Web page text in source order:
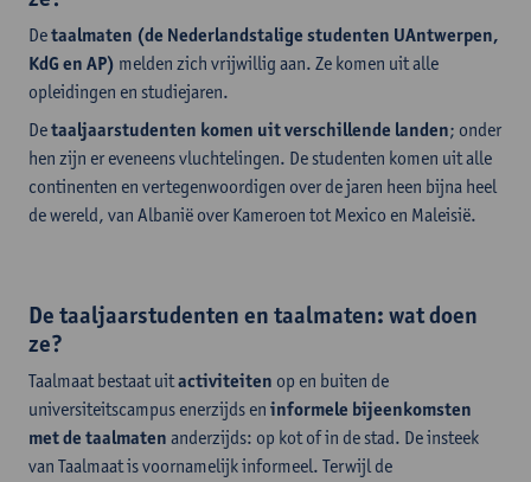
Detaalmaten (de Nederlandstalige studenten UAntwerpen,
KdG en AP) melden zich vrijwillig aan. Ze komen uit alle
opleidingen en studiejaren.
Detaaljaarstudenten komen uit verschillende landen; onder
hen zijn er eveneens vluchtelingen. De studenten komen uit alle
continenten en vertegenwoordigen over de jaren heen bijna heel
de wereld, van Albanië over Kameroen tot Mexico en Maleisië.
De taaljaarstudenten en taalmaten: wat doen
ze?
Taalmaat bestaat uitactiviteiten op en buiten de
universiteitscampus enerzijds en informele bijeenkomsten
met de taalmaten anderzijds: op kot of in de stad. De insteek
van Taalmaat is voornamelijk informeel. Terwijl de